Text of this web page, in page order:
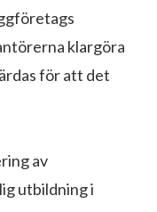
klargöra
för att det
av
utbildning i